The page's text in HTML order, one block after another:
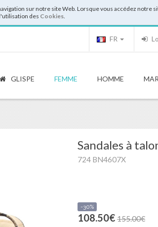
sur notre site Web. Lorsque vous accédez notre
des Cookies.
FR
GLISPE FEMME HOMME
Sandales à
724 BN4607X
-30%
108.50€ 155.00€